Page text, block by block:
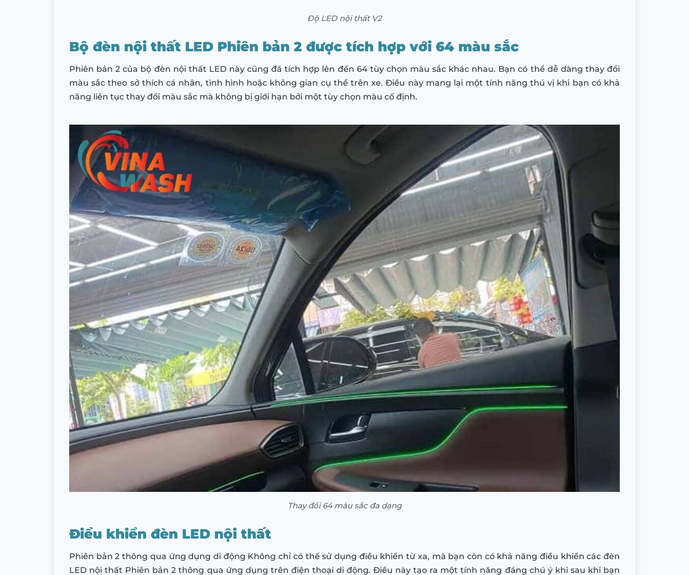
Độ LED nội thất V2
Bộ đèn nội thất LED Phiên bản 2 được tích hợp với 64 màu sắc
Phiên bản 2 của bộ đèn nội thất LED này cũng đã tích hợp lên đến 64 tùy chọn màu sắc khác nhau. Bạn có thể dễ dàng thay đổi
màu sắc theo sở thích cá nhân, tình hình hoặc không gian cụ thể trên xe. Điều này mang lại một tính năng thú vị khi bạn có khả
năng liên tục thay đổi màu sắc mà không bị giới hạn bởi một tùy chọn màu cố định.
Thay đổi 64 màu sắc đa dạng
Điều khiển đèn LED nội thất
Phiên bản 2 thông qua ứng dụng di động Không chỉ có thể sử dụng điều khiển từ xa, mà bạn còn có khả năng điều khiển các đèn
LED nội thất Phiên bản 2 thông qua ứng dụng trên điện thoại di động. Điều này tạo ra một tính năng đáng chú ý khi sau khi bạn